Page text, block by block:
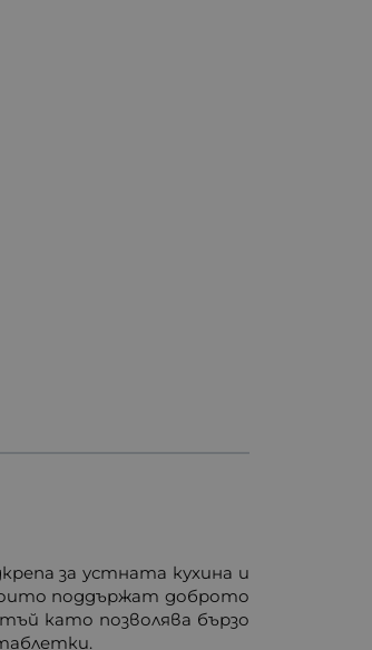
за устната кухина и
поддържат доброто
като позволява бързо